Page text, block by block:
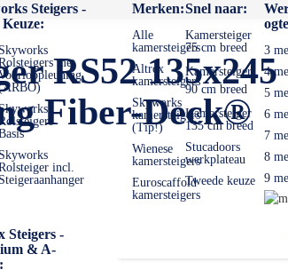
Steigers -
Keuze:
Skyworks
met
Skyworks
incl.
Steigeraanhanger
Steigers -
& A-
Merken:
Alle
kamersteigers
Altrex
kamersteigers
Skyworks
kamersteigers
(Tip!)
Wienese
kamersteigers
Euroscaffold
kamersteigers
Snel naar:
Kamersteiger
75 cm breed
Kamersteiger
90 cm breed
Kamersteiger
135 cm breed
Stucadoors
werkplateau
Tweede keuze
3
4
5
6
7
8
9
RS52
Fiber-Deck®
Ga